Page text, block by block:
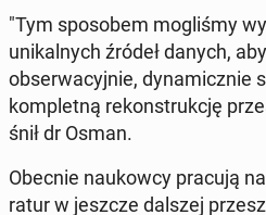
"Tym spo­so­bem mo­gli­śmy
uni­kal­nych źródeł danych,
ob­ser­wa­cyj­nie, dy­na­micz­nie
kom­plet­ną re­kon­struk­cję
śnił dr Osman.
Obecnie na­ukow­cy pracują
ra­tur w jeszcze dalszej